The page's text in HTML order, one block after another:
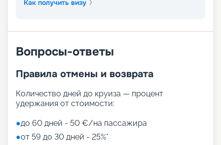
Как получить визу
Вопросы-ответы
Правила отмены и возврата
Количество дней до круиза — процент
удержания от стоимости:
●до 60 дней - 50 €/на пассажира
●от 59 до 30 дней - 25%*